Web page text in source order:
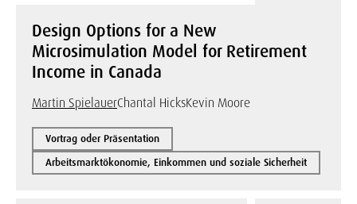
Design Options for a New
Microsimulation Model for Retirement
Income in Canada
Martin SpielauerChantal HicksKevin Moore
Vortrag oder Präsentation
Arbeitsmarktökonomie, Einkommen und soziale Sicherheit